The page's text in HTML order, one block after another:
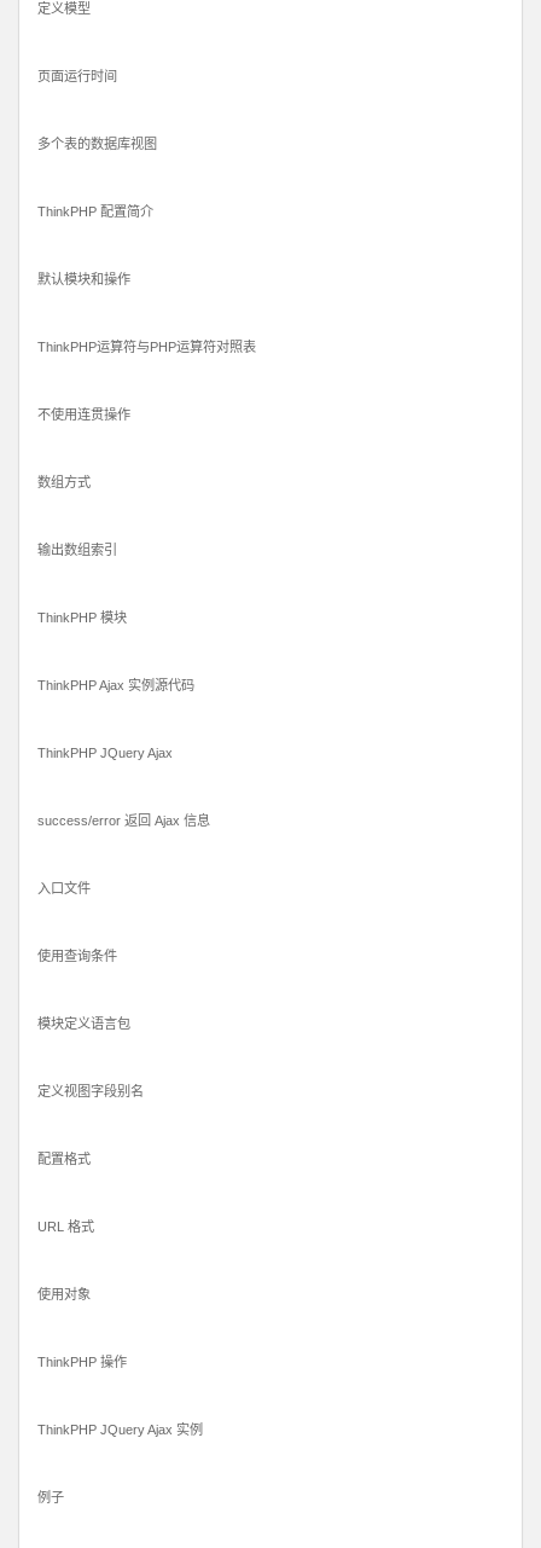
定义模型
页面运行时间
多个表的数据库视图
ThinkPHP 配置简介
默认模块和操作
ThinkPHP运算符与PHP运算符对照表
不使用连贯操作
数组方式
输出数组索引
ThinkPHP 模块
ThinkPHP Ajax 实例源代码
ThinkPHP JQuery Ajax
success/error 返回 Ajax 信息
入口文件
使用查询条件
模块定义语言包
定义视图字段别名
配置格式
URL 格式
使用对象
ThinkPHP 操作
ThinkPHP JQuery Ajax 实例
例子